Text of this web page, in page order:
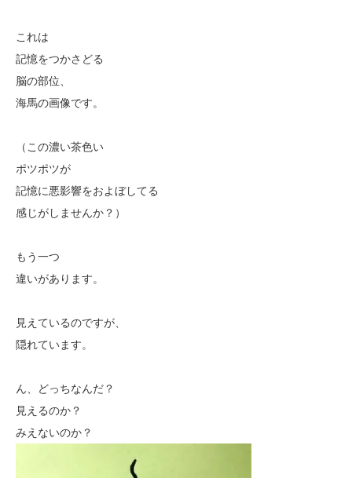
これは
記憶をつかさどる
脳の部位、
海馬の画像です。
（この濃い茶色い
ポツポツが
記憶に悪影響をおよぼしてる
感じがしませんか？）
もう一つ
違いがあります。
見えているのですが、
隠れています。
ん、どっちなんだ？
見えるのか？
みえないのか？